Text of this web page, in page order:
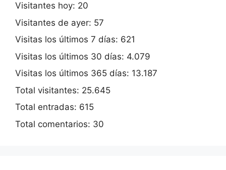
Visitantes hoy: 20
Visitantes de ayer: 57
Visitas los últimos 7 días: 621
Visitas los últimos 30 días: 4.079
Visitas los últimos 365 días: 13.187
Total visitantes: 25.645
Total entradas: 615
Total comentarios: 30